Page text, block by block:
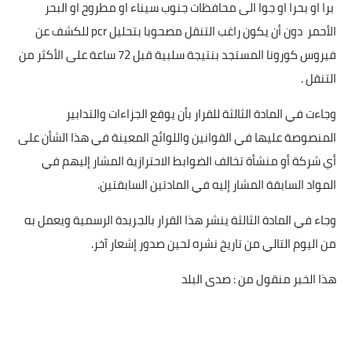
برا او بحرا او جوا الى محافظات جنوب سيناء او مطروح او البحر
الأحمر دون أن يكون راغب التنقل مصحوبا بتحليل pcr للكشف عن
فيروس كورونا المستجد بنتيجة سلبية قبل 72 ساعة على الأكثر من
التنقل .
وجاءت في المادة الثالثة للقرار بأن يوقع الجزاءات والتدابير
المنصوصة عليها في القوانين واللوائح المعينة في هذا الشأن على
أي شركة أو منشأة تخالف الضوابط الاحترازية المشار إليهم في
المواد السابقة المشار إليه في المادتين السابقتين.
وجاء في المادة الثالثة ينشر هذا القرار بالجريدة الرسمية ويعمل به
من اليوم التالي من تاريخ نشره لحين صدور إشعار آخر.
هذا الخبر منقول من : صدى البلد